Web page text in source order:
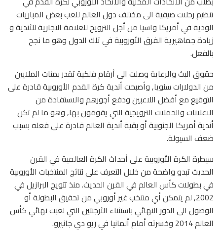
تنظيم رحلات صيفية الى مختلف دول العالم للعب بعض المباريات
الودية في أمريكا واسيا من أجل الترويج للعلامة التجارية للأندية و
زيادة جماهيرية الفرق الأوروبية في تلك الدول وهو ما نجح
بالفعل.
حقوق البث والرعاية وصلت الى أرقام فلكية تقدر بمئات الملايين
من الدولارات سنويا, وأصبحت أندية كرة القدم الأوروبية قادرة على
التوقيع مع أفضل اللاعبين ودفع أجورهم والاستفادة من
الاعلانات والحملات الترويجية التي يقومون بها, وهو ما لم تكن
أندية أمريكا الجنوبية أو بقية أندية العالم قادرة على فعله بسبب
ضعف السيولة.
سيطرة الكرة الأوروبية على أحداث الكرة العالمية في القرن
الحديث تبدو واضحة من خلال التعرف على نتائج المنتخبات الأوروبية
في بطولات كأس العالم في القرن الحديث. منذ تتويج البرازيل في
2002, لم يتمكن أي منتخب غير أوروبي من تحقيق البطولة أو
الوصول الى الدور النهائي باستثناء الأرجنتين التي لعبت نهائي كأس
العالم 2014 وخسرته أمام ألمانيا في ريو دي جانيرو.